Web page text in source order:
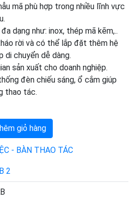
mã phù hợp trong nhiều lĩnh vực
dạng như: inox, thép mã kẽm,..
rời và có thể lắp đặt thêm hệ
di chuyển dễ dàng.
sản xuất cho doanh nghiệp.
đèn chiếu sáng, ổ cắm giúp
thao tác.
giỏ hàng
- BÀN THAO TÁC
2